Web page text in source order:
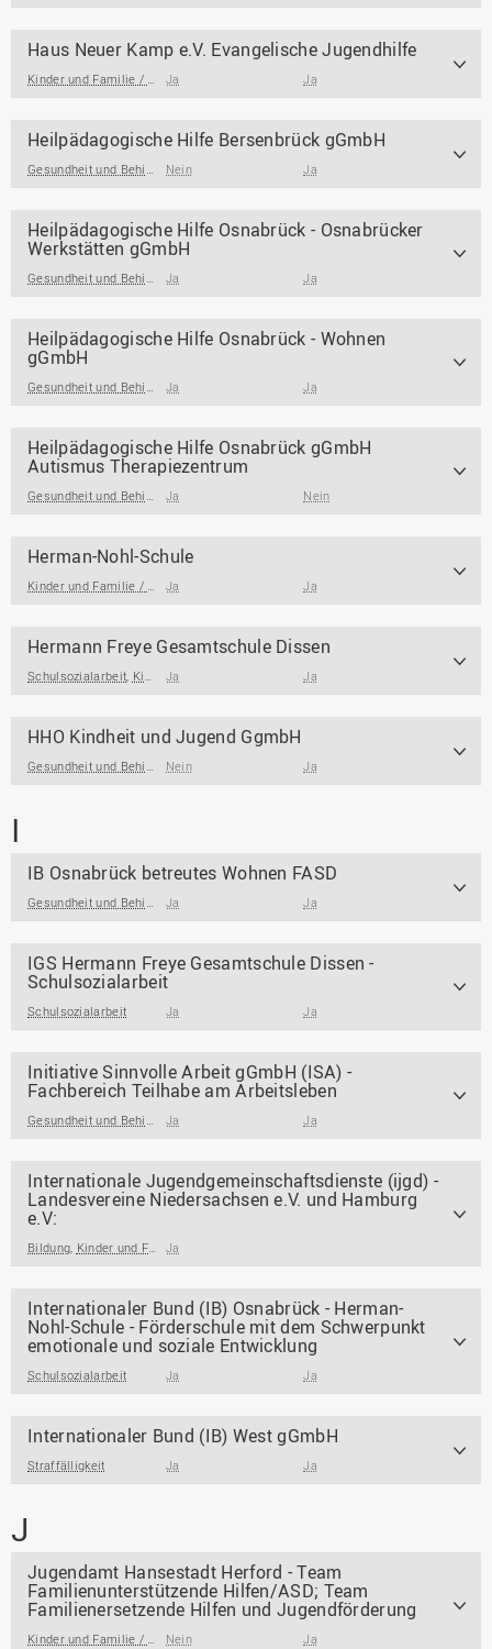
Haus Neuer Kamp e.V. Evangelische Jugendhilfe
Kinder und Familie / Jugendarbeit / Jugendsozialarbeit Ja Ja
Heilpädagogische Hilfe Bersenbrück gGmbH
Gesundheit und Behinderung Nein Ja
Heilpädagogische Hilfe Osnabrück - Osnabrücker
Werkstätten gGmbH
Gesundheit und Behinderung Ja Ja
Heilpädagogische Hilfe Osnabrück - Wohnen
gGmbH
Gesundheit und Behinderung Ja Ja
Heilpädagogische Hilfe Osnabrück gGmbH
Autismus Therapiezentrum
Gesundheit und Behinderung Ja Nein
Herman-Nohl-Schule
Kinder und Familie / Jugendarbeit / Jugendsozialarbeit Ja Ja
Hermann Freye Gesamtschule Dissen
Schulsozialarbeit, Kinder und Familie / Jugendarbeit / Jugendsozialarbeit Ja Ja
HHO Kindheit und Jugend GgmbH
Gesundheit und Behinderung Nein Ja
I
IB Osnabrück betreutes Wohnen FASD
Gesundheit und Behinderung Ja Ja
IGS Hermann Freye Gesamtschule Dissen -
Schulsozialarbeit
Schulsozialarbeit Ja Ja
Initiative Sinnvolle Arbeit gGmbH (ISA) -
Fachbereich Teilhabe am Arbeitsleben
Gesundheit und Behinderung Ja Ja
Internationale Jugendgemeinschaftsdienste (ijgd) -
Landesvereine Niedersachsen e.V. und Hamburg
e.V:
Bildung, Kinder und Familie / Jugendarbeit / Jugendsozialarbeit Ja
Internationaler Bund (IB) Osnabrück - Herman-
Nohl-Schule - Förderschule mit dem Schwerpunkt
emotionale und soziale Entwicklung
Schulsozialarbeit Ja Ja
Internationaler Bund (IB) West gGmbH
Straffälligkeit Ja Ja
J
Jugendamt Hansestadt Herford - Team
Familienunterstützende Hilfen/ASD; Team
Familienersetzende Hilfen und Jugendförderung
Kinder und Familie / Jugendarbeit / Jugendsozialarbeit Nein Ja